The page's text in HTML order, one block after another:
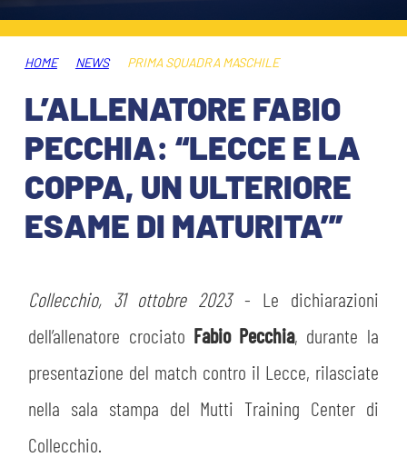
INFO BIGLIETTI
MUSEUM CLUB EXPERIENCE
TARDINI CARD
INFORMAZIONI ACCREDITI
TICKET GIFT CARD
SHOP
HOSPITALITY
HOSPITALITY
MUSEUM CLUB EXPERIENCE
ESPORTS
IL CLUB
STORIA
MUTTI TRAINING CENTER
STADIO TARDINI
PLAY GREEN
HOME NEWS PRIMA SQUADRA MASCHILE
L’ALLENATORE FABIO
PECCHIA: “LECCE E LA
COPPA, UN ULTERIORE
ESAME DI MATURITA’”
Collecchio, 31 ottobre 2023- Le dichiarazioni
dell’allenatore crociato Fabio Pecchia, durante la
presentazione del match contro il Lecce, rilasciate
nella sala stampa del Mutti Training Center di
Collecchio.